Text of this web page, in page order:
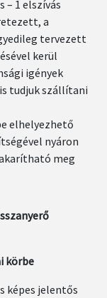
– 1 elszívás
a
tervezett
kerül
igények
tudjuk szállítani
elhelyezhető
nyáron
meg
körbe
képes jelentős